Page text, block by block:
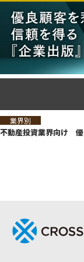
業界別
不動産投資業界向け 優